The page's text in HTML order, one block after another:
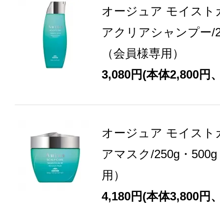
オージュア モイスト
アクリアシャンプー/
（会員様専用）
3,080円(本体2,800円
オージュア モイスト
アマスク/250g・
用）
4,180円(本体3,800円